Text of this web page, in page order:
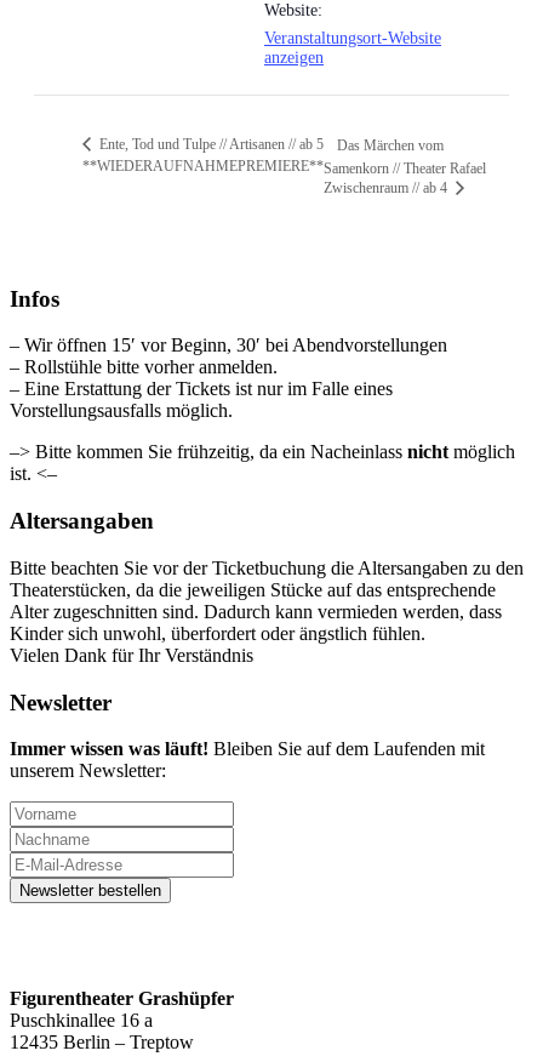
Website:
Veranstaltungsort-Website
anzeigen
Ente, Tod und Tulpe // Artisanen // ab 5
**WIEDERAUFNAHMEPREMIERE**
Das Märchen vom
Samenkorn // Theater Rafael
Zwischenraum // ab 4
Infos
– Wir öffnen 15′ vor Beginn, 30′ bei Abendvorstellungen
– Rollstühle bitte vorher anmelden.
– Eine Erstattung der Tickets ist nur im Falle eines
Vorstellungsausfalls möglich.
–> Bitte kommen Sie frühzeitig, da ein Nacheinlass nichtmöglich
ist. <–
Altersangaben
Bitte beachten Sie vor der Ticketbuchung die Altersangaben zu den
Theaterstücken, da die jeweiligen Stücke auf das entsprechende
Alter zugeschnitten sind. Dadurch kann vermieden werden, dass
Kinder sich unwohl, überfordert oder ängstlich fühlen.
Vielen Dank für Ihr Verständnis
Newsletter
Immer wissen was läuft! Bleiben Sie auf dem Laufenden mit
unserem Newsletter:
Figurentheater Grashüpfer
Puschkinallee 16 a
12435 Berlin – Treptow